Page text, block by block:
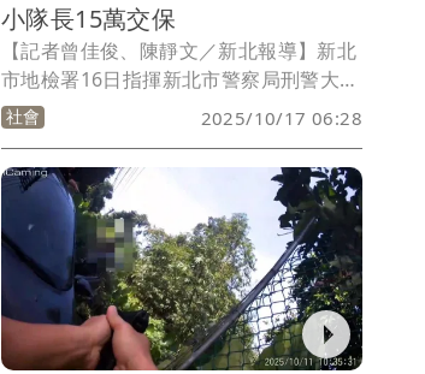
小隊長15萬交保
【記者曾佳俊、陳靜文／新北報導】新北
市地檢署16日指揮新北市警察局刑警大隊
和調查局人員，兵分多路前往三重分局、
中和分局等地搜索，帶走2名刑警，懷疑
他們任職於新北刑大期間，涉與詐欺及毒
犯私下進行條件交換，洩露車籍等個資。
檢方複訊後，三重分局偵查隊陸姓小隊長
深夜以15萬元交保，另一警遭聲請羈押禁
見。
社會 2025/10/17 06:28